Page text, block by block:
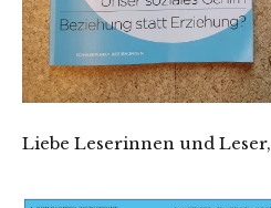
Liebe Leserinnen und Leser,